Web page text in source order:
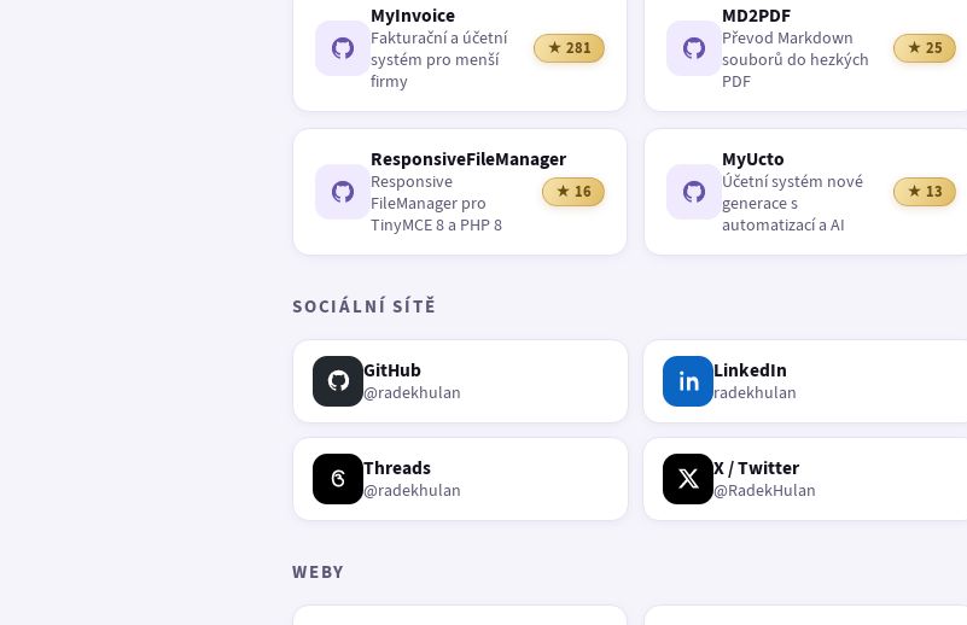
MyInvoice
Fakturační a účetní
systém pro menší
firmy
★ 281
MD2PDF
Převod Markdown
souborů do hezkých
PDF
★ 25
ResponsiveFileManager
Responsive
FileManager pro
TinyMCE 8 a PHP 8
★ 16
MyUcto
Účetní systém nové
generace s
automatizací a AI
★ 13
SOCIÁLNÍ SÍTĚ
GitHub
@radekhulan
LinkedIn
radekhulan
Threads
@radekhulan
X / Twitter
@RadekHulan
WEBY